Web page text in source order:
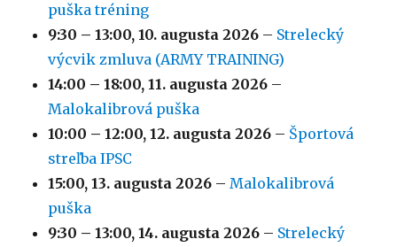
puška tréning
9:30 – 13:00,10. augusta 2026 – Strelecký
výcvik zmluva (ARMY TRAINING)
14:00 – 18:00,11. augusta 2026 –
Malokalibrová puška
10:00 – 12:00,12. augusta 2026 – Športová
streľba IPSC
15:00,13. augusta 2026 –Malokalibrová
puška
9:30 – 13:00,14. augusta 2026 – Strelecký